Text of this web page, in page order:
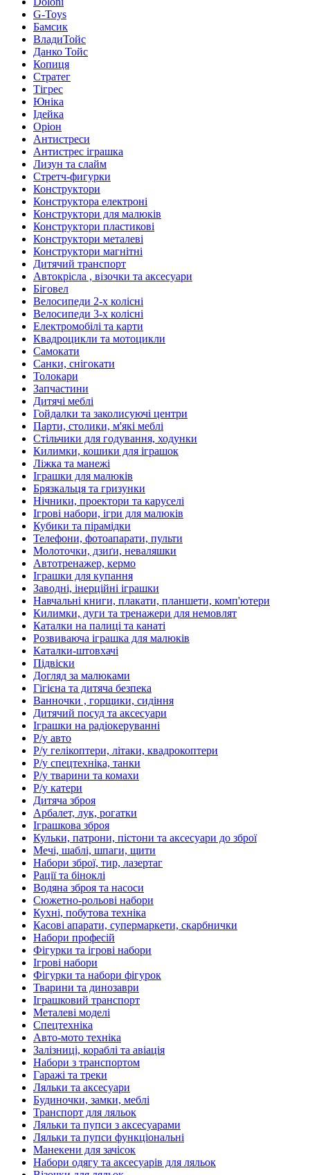
G-Toys
Бамсик
ВладиТойс
Данко Тойс
Копиця
Стратег
Тігрес
Юніка
Ідейка
Оріон
Антистреси
Антистрес іграшка
Лизун та слайм
Стретч-фигурки
Конструктори
Конструктора електроні
Конструктори для малюків
Конструктори пластикові
Конструктори металеві
Конструктори магнітні
Дитячий транспорт
Автокрісла , візочки та аксесуари
Біговел
Велосипеди 2-х колісні
Велосипеди 3-х колісні
Електромобілі та карти
Квадроцикли та мотоцикли
Самокати
Санки, снігокати
Толокари
Запчастини
Дитячі меблі
Гойдалки та заколисуючі центри
Парти, столики, м'які меблі
Стільчики для годування, ходунки
Килимки, кошики для іграшок
Ліжка та манежі
Іграшки для малюків
Брязкальця та гризунки
Нічники, проектори та каруселі
Ігрові набори, ігри для малюків
Кубики та пірамідки
Телефони, фотоапарати, пульти
Молоточки, дзиґи, неваляшки
Автотренажер, кермо
Іграшки для купання
Заводні, інерційні іграшки
Навчальні книги, плакати, планшети, комп'ютери
Килимки, дуги та тренажери для немовлят
Каталки на палиці та канаті
Розвиваюча іграшка для малюків
Каталки-штовхачі
Підвіски
Догляд за малюками
Гігієна та дитяча безпека
Ванночки , горщики, сидіння
Дитячий посуд та аксесуари
Іграшки на радіокеруванні
Р/у авто
Р/у гелікоптери, літаки, квадрокоптери
Р/у спецтехніка, танки
Р/у тварини та комахи
Р/у катери
Дитяча зброя
Арбалет, лук, рогатки
Іграшкова зброя
Кульки, патрони, пістони та аксесуари до зброї
Мечі, шаблі, шпаги, щити
Набори зброї, тир, лазертаг
Рації та біноклі
Водяна зброя та насоси
Сюжетно-рольові набори
Кухні, побутова техніка
Касові апарати, супермаркети, скарбнички
Набори професій
Фігурки та ігрові набори
Ігрові набори
Фігурки та набори фігурок
Тварини та динозаври
Іграшковий транспорт
Металеві моделі
Спецтехніка
Авто-мото техніка
Залізниці, кораблі та авіація
Набори з транспортом
Гаражі та треки
Ляльки та аксесуари
Будиночки, замки, меблі
Транспорт для ляльок
Ляльки та пупси з аксесуарами
Ляльки та пупси функціональні
Манекени для зачісок
Набори одягу та аксесуарів для ляльок